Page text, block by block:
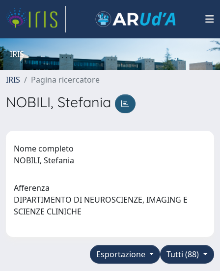
IRIS
IRIS Pagina ricercatore
NOBILI, Stefania
Nome completo
NOBILI, Stefania
Afferenza
DIPARTIMENTO DI NEUROSCIENZE, IMAGING E
SCIENZE CLINICHE
Tutti (88)
Esportazione